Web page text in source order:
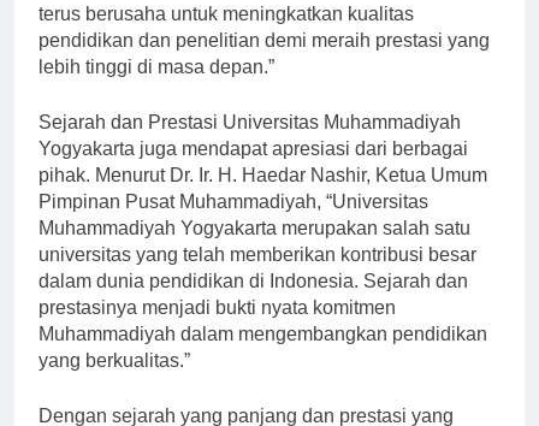
terus berusaha untuk meningkatkan kualitas
pendidikan dan penelitian demi meraih prestasi yang
lebih tinggi di masa depan.”
Sejarah dan Prestasi Universitas Muhammadiyah
Yogyakarta juga mendapat apresiasi dari berbagai
pihak. Menurut Dr. Ir. H. Haedar Nashir, Ketua Umum
Pimpinan Pusat Muhammadiyah, “Universitas
Muhammadiyah Yogyakarta merupakan salah satu
universitas yang telah memberikan kontribusi besar
dalam dunia pendidikan di Indonesia. Sejarah dan
prestasinya menjadi bukti nyata komitmen
Muhammadiyah dalam mengembangkan pendidikan
yang berkualitas.”
Dengan sejarah yang panjang dan prestasi yang